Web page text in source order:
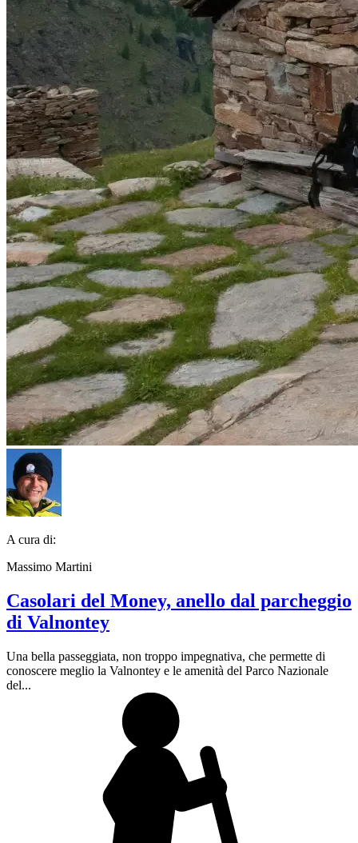
A cura di:
Massimo Martini
Casolari del Money, anello dal parcheggio
di Valnontey
Una bella passeggiata, non troppo impegnativa, che permette di
conoscere meglio la Valnontey e le amenità del Parco Nazionale
del...